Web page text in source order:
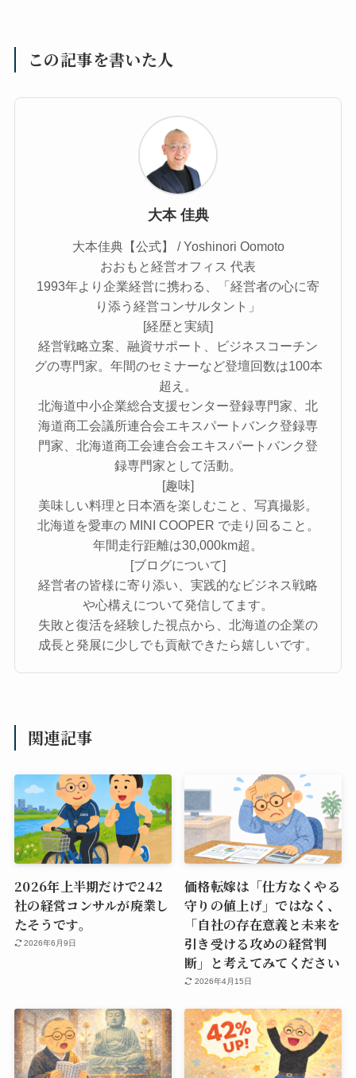
この記事を書いた人
大本 佳典
大本佳典【公式】 / Yoshinori Oomoto
おおもと経営オフィス 代表
1993年より企業経営に携わる、「経営者の心に寄
り添う経営コンサルタント」
[経歴と実績]
経営戦略立案、融資サポート、ビジネスコーチン
グの専門家。年間のセミナーなど登壇回数は100本
超え。
北海道中小企業総合支援センター登録専門家、北
海道商工会議所連合会エキスパートバンク登録専
門家、北海道商工会連合会エキスパートバンク登
録専門家として活動。
[趣味]
美味しい料理と日本酒を楽しむこと、写真撮影。
北海道を愛車の MINI COOPER で走り回ること。
年間走行距離は30,000km超。
[ブログについて]
経営者の皆様に寄り添い、実践的なビジネス戦略
や心構えについて発信してます。
失敗と復活を経験した視点から、北海道の企業の
成長と発展に少しでも貢献できたら嬉しいです。
関連記事
2026年上半期だけで242
社の経営コンサルが廃業し
たそうです。
2026年6月9日
価格転嫁は「仕方なくやる
守りの値上げ」ではなく、
「自社の存在意義と未来を
引き受ける攻めの経営判
断」と考えてみてください
2026年4月15日